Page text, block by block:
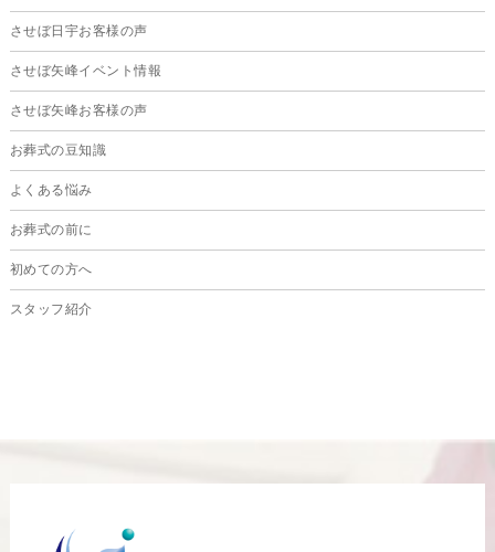
2023年11月
させぼ日宇お客様の声
させぼ矢峰イベント情報
させぼ矢峰お客様の声
お葬式の豆知識
よくある悩み
お葬式の前に
初めての方へ
スタッフ紹介